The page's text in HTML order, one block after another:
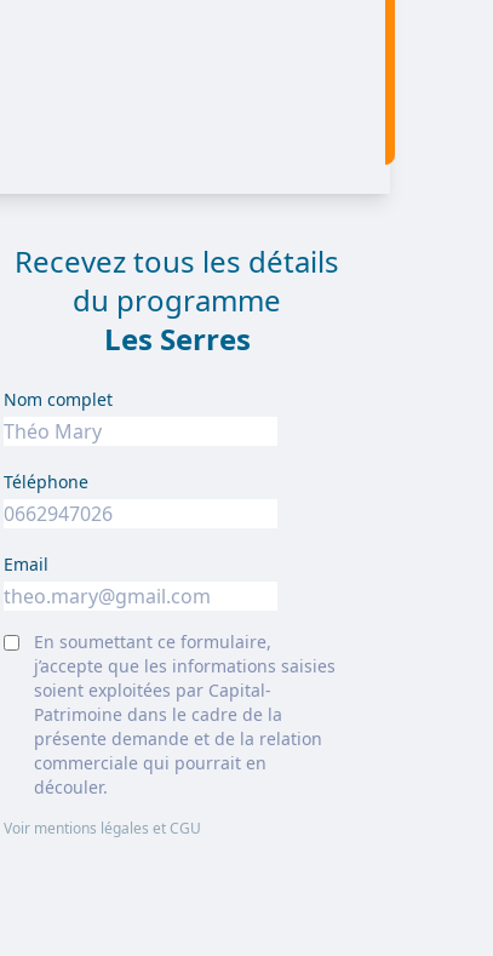
Recevez tous les détails
du programme
Les Serres
Nom complet
Téléphone
Email
En soumettant ce formulaire,
j’accepte que les informations saisies
soient exploitées par Capital-
Patrimoine dans le cadre de la
présente demande et de la relation
commerciale qui pourrait en
découler.
Voir mentions légales et CGU